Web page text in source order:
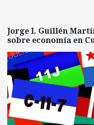
Jorge I. Guillén
sobre economía en